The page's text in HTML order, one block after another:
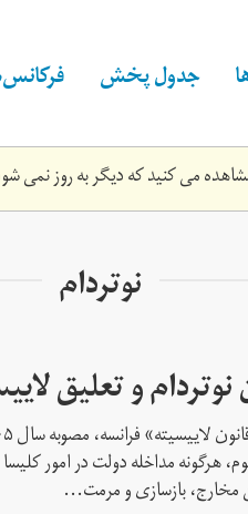
جدول پخش
می کنید که دیگر به روز نمی
نوتردام
و تعلیق
هرگونه مداخله‌ دولت در امور
مخارج، بازسازی و مرمت...